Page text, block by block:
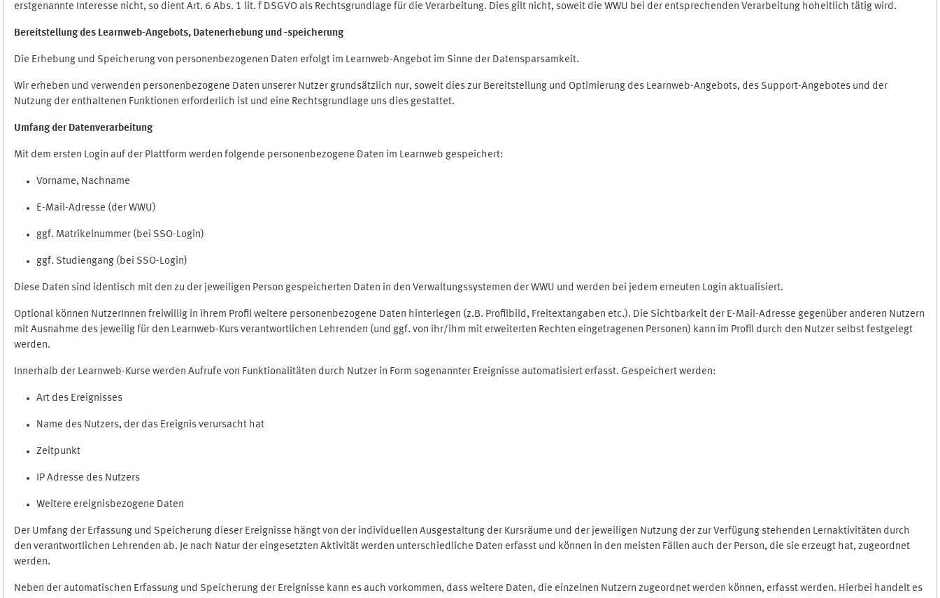
erstgenannte Interesse nicht, so dient Art. 6 Abs. 1 lit. f DSGVO als Rechtsgrundlage für die Verarbeitung. Dies gilt nicht, soweit die WWU bei der entsprechenden Verarbeitung hoheitlich tätig wird.
Bereitstellung des Learnweb-Angebots, Datenerhebung und -speicherung
Die Erhebung und Speicherung von personenbezogenen Daten erfolgt im Learnweb-Angebot im Sinne der Datensparsamkeit.
Wir erheben und verwenden personenbezogene Daten unserer Nutzer grundsätzlich nur, soweit dies zur Bereitstellung und Optimierung des Learnweb-Angebots, des Support-Angebotes und der
Nutzung der enthaltenen Funktionen erforderlich ist und eine Rechtsgrundlage uns dies gestattet.
Umfang der Datenverarbeitung
Mit dem ersten Login auf der Plattform werden folgende personenbezogene Daten im Learnweb gespeichert:
Vorname, Nachname
E-Mail-Adresse (der WWU)
ggf. Matrikelnummer (bei SSO-Login)
ggf. Studiengang (bei SSO-Login)
Diese Daten sind identisch mit den zu der jeweiligen Person gespeicherten Daten in den Verwaltungssystemen der WWU und werden bei jedem erneuten Login aktualisiert.
Optional können NutzerInnen freiwillig in ihrem Profil weitere personenbezogene Daten hinterlegen (z.B. Profilbild, Freitextangaben etc.). Die Sichtbarkeit der E-Mail-Adresse gegenüber anderen Nutzern
mit Ausnahme des jeweilig für den Learnweb-Kurs verantwortlichen Lehrenden (und ggf. von ihr/ihm mit erweiterten Rechten eingetragenen Personen) kann im Profil durch den Nutzer selbst festgelegt
werden.
Innerhalb der Learnweb-Kurse werden Aufrufe von Funktionalitäten durch Nutzer in Form sogenannter Ereignisse automatisiert erfasst. Gespeichert werden:
Art des Ereignisses
Name des Nutzers, der das Ereignis verursacht hat
Zeitpunkt
IP Adresse des Nutzers
Weitere ereignisbezogene Daten
Der Umfang der Erfassung und Speicherung dieser Ereignisse hängt von der individuellen Ausgestaltung der Kursräume und der jeweiligen Nutzung der zur Verfügung stehenden Lernaktivitäten durch
den verantwortlichen Lehrenden ab. Je nach Natur der eingesetzten Aktivität werden unterschiedliche Daten erfasst und können in den meisten Fällen auch der Person, die sie erzeugt hat, zugeordnet
werden.
Neben der automatischen Erfassung und Speicherung der Ereignisse kann es auch vorkommen, dass weitere Daten, die einzelnen Nutzern zugeordnet werden können, erfasst werden. Hierbei handelt es